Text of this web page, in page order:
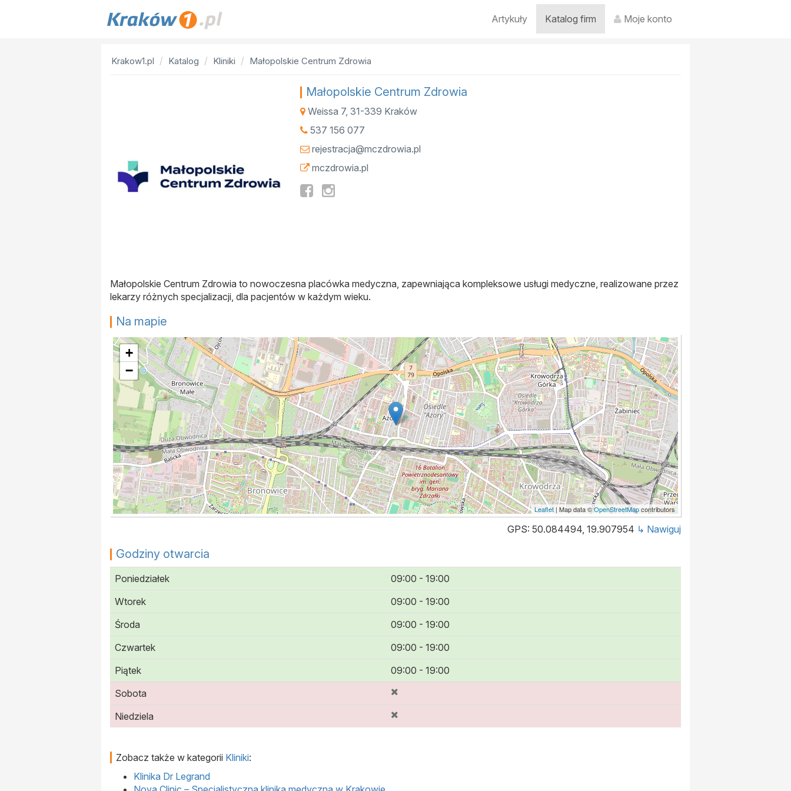
Artykuły Katalog firm Moje konto
Krakow1.pl Katalog Kliniki Małopolskie Centrum Zdrowia
Małopolskie Centrum Zdrowia
Weissa 7,31-339 Kraków
537 156 077
rejestracja@mczdrowia.pl
mczdrowia.pl
Małopolskie Centrum Zdrowia to nowoczesna placówka medyczna, zapewniająca kompleksowe usługi medyczne, realizowane przez
lekarzy różnych specjalizacji, dla pacjentów w każdym wieku.
Na mapie
+
−
Leaflet | Map data ©OpenStreetMapcontributors
GPS: 50.084494, 19.907954 ↳ Nawiguj
Godziny otwarcia
Poniedziałek
09:00 - 19:00
Wtorek
09:00 - 19:00
Środa
09:00 - 19:00
Czwartek
09:00 - 19:00
Piątek
09:00 - 19:00
Sobota
Niedziela
Zobacz także w kategorii Kliniki:
Klinika Dr Legrand